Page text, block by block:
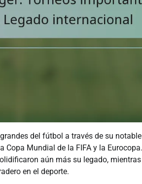
del fútbol a través de su
Mundial de la FIFA y la
aún más su legado,
en el deporte.